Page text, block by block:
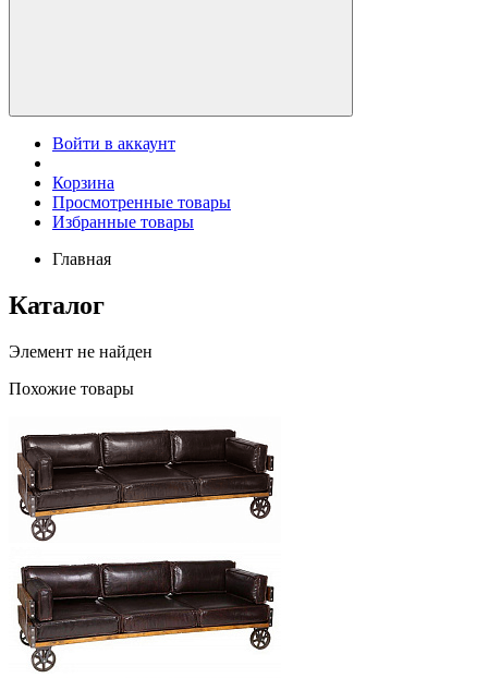
Войти в аккаунт
Корзина
Просмотренные товары
Избранные товары
Главная
Каталог
Элемент не найден
Похожие товары